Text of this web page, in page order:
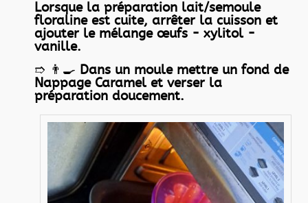
Lorsque la préparation lait/semoule
floraline est cuite, arrêter la cuisson et
ajouter le mélange œufs - xylitol -
vanille.
➱ 👨‍🍳 Dans un moule mettre un fond de
Nappage Caramel et verser la
préparation doucement.